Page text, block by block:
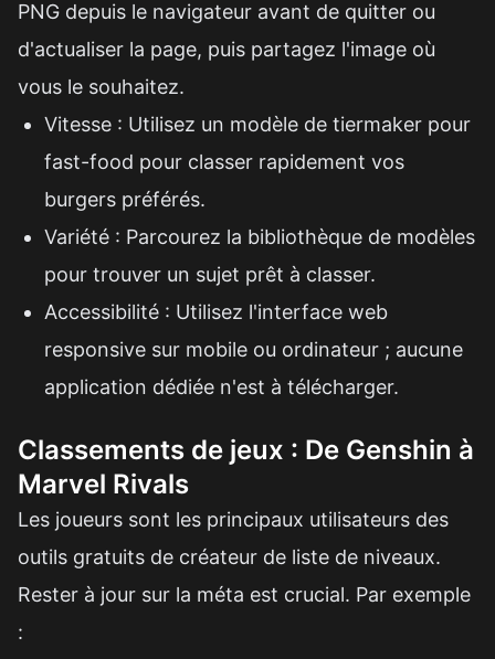
PNG depuis le navigateur avant de quitter ou
d'actualiser la page, puis partagez l'image où
vous le souhaitez.
Vitesse : Utilisez un modèle de tiermaker pour
fast-food pour classer rapidement vos
burgers préférés.
Variété : Parcourez la bibliothèque de modèles
pour trouver un sujet prêt à classer.
Accessibilité : Utilisez l'interface web
responsive sur mobile ou ordinateur ; aucune
application dédiée n'est à télécharger.
Classements de jeux : De Genshin à
Marvel Rivals
Les joueurs sont les principaux utilisateurs des
outils gratuits de créateur de liste de niveaux.
Rester à jour sur la méta est crucial. Par exemple
: